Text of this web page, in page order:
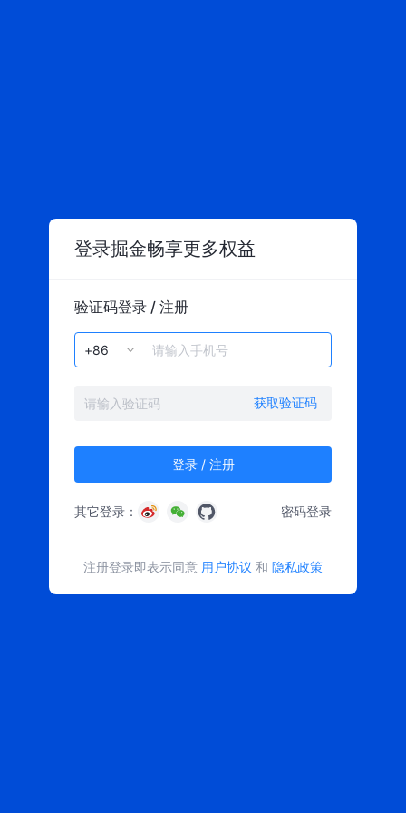
登录掘金畅享更多权益
验证码登录 / 注册
获取验证码
登录 / 注册
其它登录： 密码登录
注册登录即表示同意 用户协议 和 隐私政策